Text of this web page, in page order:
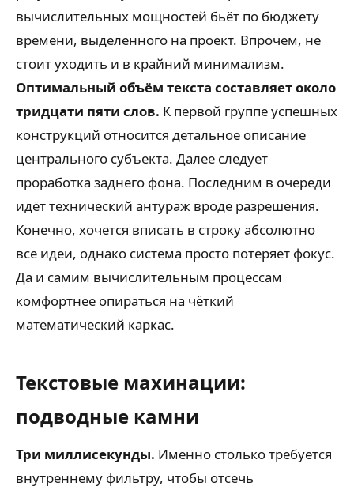
вычислительных мощностей бьёт по бюджету
времени, выделенного на проект. Впрочем, не
стоит уходить и в крайний минимализм.
Оптимальный объём текста составляет около
тридцати пяти слов. К первой группе успешных
конструкций относится детальное описание
центрального субъекта. Далее следует
проработка заднего фона. Последним в очереди
идёт технический антураж вроде разрешения.
Конечно, хочется вписать в строку абсолютно
все идеи, однако система просто потеряет фокус.
Да и самим вычислительным процессам
комфортнее опираться на чёткий
математический каркас.
Текстовые махинации:
подводные камни
Три миллисекунды. Именно столько требуется
внутреннему фильтру, чтобы отсечь